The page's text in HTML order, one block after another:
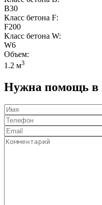
B30
Класс бетона F:
F200
Класс бетона W:
W6
Объем:
1.2 м3
Нужна помощь в